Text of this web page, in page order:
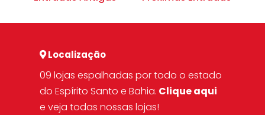
Localização
09 lojas espalhadas por todo o estado
do Espírito Santo e Bahia. Clique aqui
e veja todas nossas lojas!